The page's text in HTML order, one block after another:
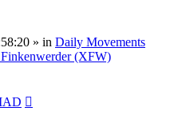
» in Daily Movements
(XFW)